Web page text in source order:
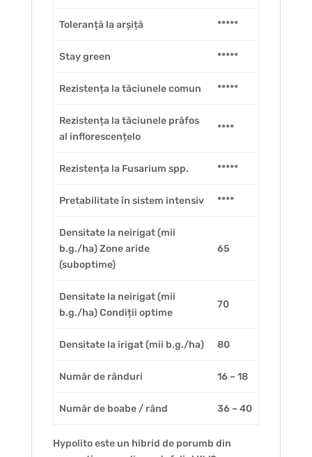
Toleranță la arșiță *****
Stay green *****
Rezistența la tăciunele comun *****
Rezistența la tăciunele prăfos
al inflorescențelo
****
Rezistența la Fusarium spp. *****
Pretabilitate în sistem intensiv ****
Densitate la neirigat (mii
b.g./ha) Zone aride
(suboptime)
65
Densitate la neirigat (mii
b.g./ha) Condiții optime
70
Densitate la irigat (mii b.g./ha) 80
Număr de rânduri 16 – 18
Număr de boabe / rând 36 – 40
Hypolito este un hibrid de porumb din